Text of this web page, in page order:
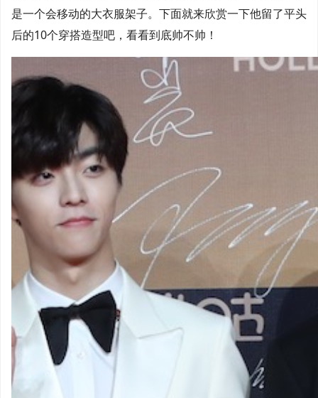
是一个会移动的大衣服架子。下面就来欣赏一下他留了平头
后的10个穿搭造型吧，看看到底帅不帅！